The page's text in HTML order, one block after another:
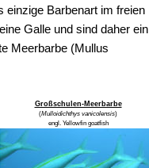
Barbenart im freien
Galle und sind daher ein
Meerbarbe (Mullus
Großschulen-Meerbarbe
(Mulloidichthys vanicolensis)
engl. Yellowfin goatfish